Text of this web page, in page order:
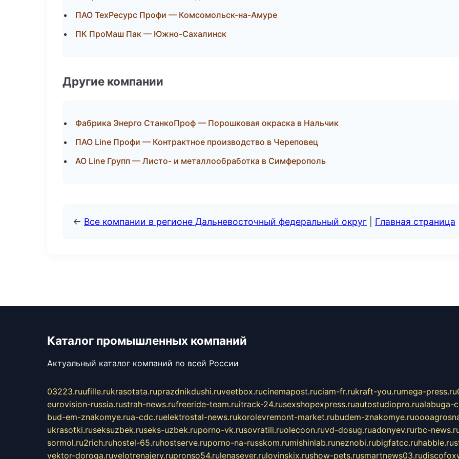
ПАО ТехРесурс Профи — Комсомольск-на-Амуре
ПК ПроМаш Пак — Южно-Сахалинск
Другие компании
Фабрика Энерго СтанкоПроф — Порошковая окраска в Нальчик
ПАО Line Профи — Контрактное производство в Череповец
АО Line Групп — Листо- и металлообработка в Симферополь
← Все компании в регионе Дальневосточный федеральный округ Главная страница
Каталог промышленных компаний
Актуальный каталог компаний по всей России
03223.ruufille.rukrasotata.ruprazdnikdushi.ruveetbox.rucinemapost.ruciam-fr.rukraft-you.rumega-press.ru
eurovision-russia.rustrah-news.rufreeride-team.ruitrack-24.rusexshopexpress.ruautostudiopro.rualabuga-
bud-em-znakomye.rua-cdc.ruelektrostal-news.rukorolevremont-market.rubudem-znakomye.ru
ukrasotki.ruseksuzbek.ruseks-uzbek.ruporno-vk.rusovratili.ruolecoon.ruvd-dosug.ruadonyev.rurbc-
sormol.ru2rich.ruhostel-65.ruhostserve.ruporno-na-russkom.rumishinlab.runeznobi.rubigfatcc.ruhabble.ru
vektor-doroga.ruvelotrenajery.rupronso54.rulenasever.rulovinskix.rushow-pets.rusmartnews03.ru